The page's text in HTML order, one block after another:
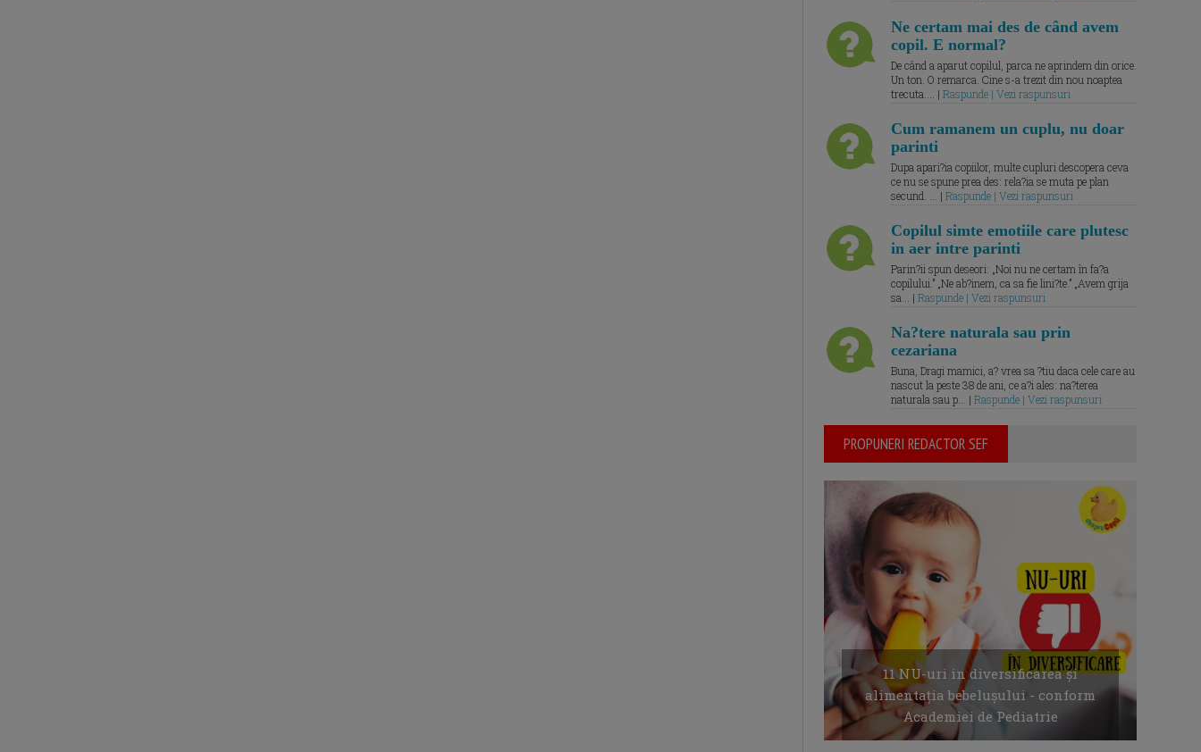
Ne certam mai des de când avem
copil. E normal?
De când a aparut copilul, parca ne aprindem din orice.
Un ton. O remarca. Cine s-a trezit din nou noaptea
trecuta.... | Raspunde | Vezi raspunsuri
Cum ramanem un cuplu, nu doar
parinti
Dupa apari?ia copiilor, multe cupluri descopera ceva
ce nu se spune prea des: rela?ia se muta pe plan
secund. ... | Raspunde | Vezi raspunsuri
Copilul simte emotiile care plutesc
in aer intre parinti
Parin?ii spun deseori: „Noi nu ne certam în fa?a
copilului.” „Ne ab?inem, ca sa fie lini?te.” „Avem grija
sa... | Raspunde | Vezi raspunsuri
Na?tere naturala sau prin
cezariana
Buna, Dragi mamici, a? vrea sa ?tiu daca cele care au
nascut la peste 38 de ani, ce a?i ales: na?terea
naturala sau p... | Raspunde | Vezi raspunsuri
PROPUNERI REDACTOR SEF
11 NU-uri in diversificarea și
alimentația bebelușului - conform
Academiei de Pediatrie